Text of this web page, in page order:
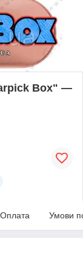
Box" —
Оплата Умови